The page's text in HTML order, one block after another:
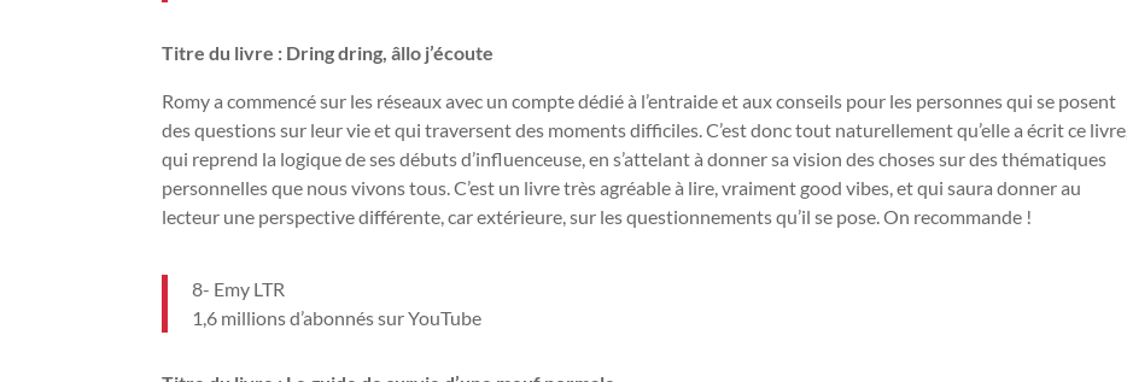
Titre du livre : Dring dring, âllo j’écoute
Romy a commencé sur les réseaux avec un compte dédié à l’entraide et aux conseils pour les personnes qui se posent
des questions sur leur vie et qui traversent des moments difficiles. C’est donc tout naturellement qu’elle a écrit ce livre,
qui reprend la logique de ses débuts d’influenceuse, en s’attelant à donner sa vision des choses sur des thématiques
personnelles que nous vivons tous. C’est un livre très agréable à lire, vraiment good vibes, et qui saura donner au
lecteur une perspective différente, car extérieure, sur les questionnements qu’il se pose. On recommande !
8- Emy LTR
1,6 millions d’abonnés sur YouTube